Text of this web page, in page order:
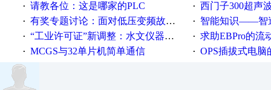
· 请教各位：这是哪家的PLC · 西门子300超声波
· 有奖专题讨论：面对低压变频故障，老手是这样解决的！ · 智能知识——智造时代，
· “工业许可证”新调整：水文仪器等19类产品取消事前生产许可 · 求助EBPro的流
· MCGS与32单片机简单通信 · OPS插拔式电脑